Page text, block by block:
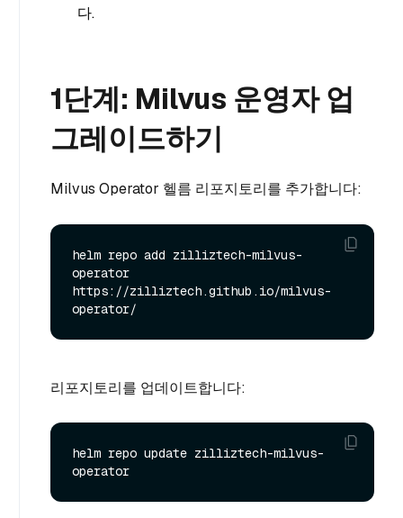
다.
1단계: Milvus 운영자 업
그레이드하기
Milvus Operator 헬름 리포지토리를 추가합니다:
helm repo add zilliztech-milvus-
operator
https://zilliztech.github.io/milvus-
리포지토리를 업데이트합니다:
helm repo update zilliztech-milvus-